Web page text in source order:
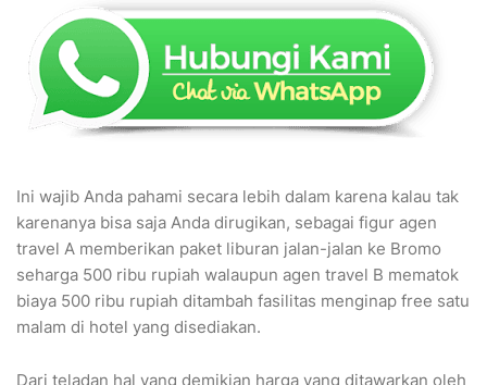
Ini wajib Anda pahami secara lebih dalam karena kalau tak
karenanya bisa saja Anda dirugikan, sebagai figur agen
travel A memberikan paket liburan jalan-jalan ke Bromo
seharga 500 ribu rupiah walaupun agen travel B mematok
biaya 500 ribu rupiah ditambah fasilitas menginap free satu
malam di hotel yang disediakan.
Dari teladan hal yang demikian harga yang ditawarkan oleh